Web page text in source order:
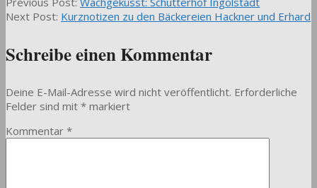
05-
Next Post: Kurznotizen zu den Bäckereien Hackner und Erhard
Schreibe einen Kommentar
Deine E-Mail-Adresse wird nicht veröffentlicht. Erforderliche
Felder sind mit * markiert
Kommentar *